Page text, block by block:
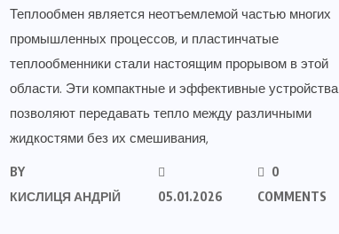
Теплообмен является неотъемлемой частью многих
промышленных процессов, и пластинчатые
теплообменники стали настоящим прорывом в этой
области. Эти компактные и эффективные устройства
позволяют передавать тепло между различными
жидкостями без их смешивания,
BY
КИСЛИЦЯ АНДРІЙ
05.01.2026
0
COMMENTS